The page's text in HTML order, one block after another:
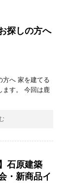
探しの方へ
方へ 家を建てる
ます。 今回は鹿
石原建築
・新商品イ